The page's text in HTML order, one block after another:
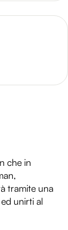
con i
web,
hanno
che in
tramite una
unirti al